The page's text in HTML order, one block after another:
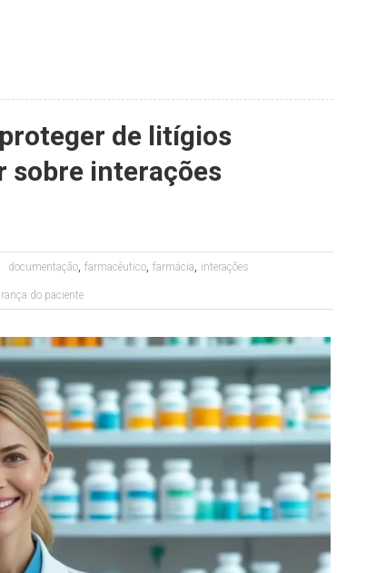
de litígios
sobre interações
documentação, farmacêutico, farmácia, interações
do paciente